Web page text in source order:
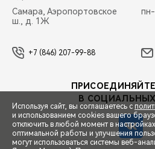
Самара, Аэропортовское
ш., д. 1Ж
+7 (846) 207-99-88
В
Используя сайт, вы соглашаетесь с
и использованием cookies вашего
отключить в любой момент в
оптимальной работы и улучшения
могут использоваться системы веб-